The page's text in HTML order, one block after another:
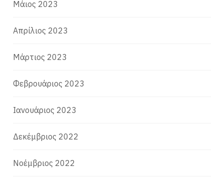
Μάιος 2023
Απρίλιος 2023
Μάρτιος 2023
Φεβρουάριος 2023
Ιανουάριος 2023
Δεκέμβριος 2022
Νοέμβριος 2022